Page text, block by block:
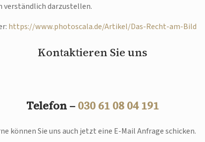
verständlich darzustellen.
https://www.photoscala.de/Artikel/Das-Recht-am-Bild
Kontaktieren Sie uns
Telefon – 030 61 08 04 191
können Sie uns auch jetzt eine E-Mail Anfrage schicken.